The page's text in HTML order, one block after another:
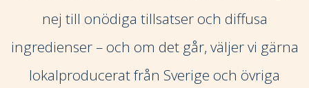
nej till onödiga tillsatser och diffusa
ingredienser – och om det går, väljer vi gärna
lokalproducerat från Sverige och övriga